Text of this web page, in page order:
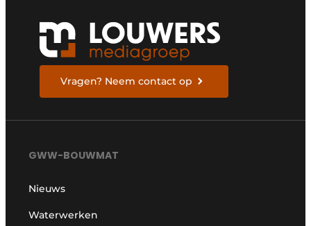
Vragen? Neem contact op
GWW-BOUWMAT
Nieuws
Waterwerken